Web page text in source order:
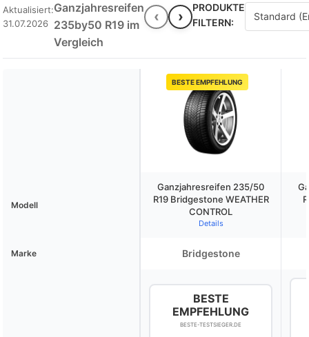
Aktualisiert:
31.07.2026
Ganzjahresreifen
235by50 R19 im
Vergleich
‹ ›
PRODUKTE
FILTERN:
BESTE EMPFEHLUNG
Modell
Ganzjahresreifen 235/50
R19 Bridgestone WEATHER
CONTROL
Details
Marke Bridgestone
BESTE
EMPFEHLUNG
BESTE-TESTSIEGER.DE